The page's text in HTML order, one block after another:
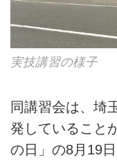
実技講習の様子
同講習会は、埼
発していること
の日」の8月19